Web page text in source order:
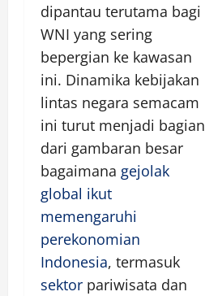
dipantau terutama bagi
WNI yang sering
bepergian ke kawasan
ini. Dinamika kebijakan
lintas negara semacam
ini turut menjadi bagian
dari gambaran besar
bagaimana gejolak
global ikut
memengaruhi
perekonomian
Indonesia, termasuk
sektor pariwisata dan